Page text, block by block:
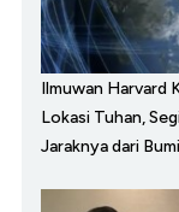
Ilmuwan Harvard
Lokasi Tuhan,
Jaraknya dari Bumi